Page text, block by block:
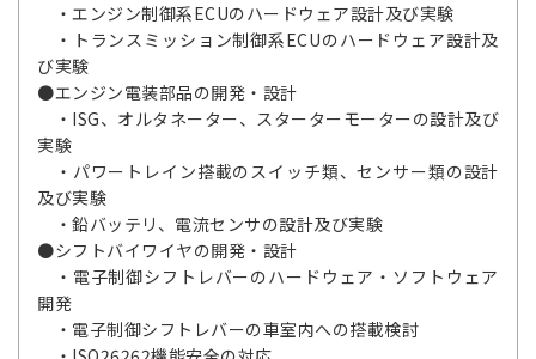
・エンジン制御系ECUのハードウェア設計及び実験
・トランスミッション制御系ECUのハードウェア設計及
び実験
●エンジン電装部品の開発・設計
・ISG、オルタネーター、スターターモーターの設計及び
実験
・パワートレイン搭載のスイッチ類、センサー類の設計
及び実験
・鉛バッテリ、電流センサの設計及び実験
●シフトバイワイヤの開発・設計
・電子制御シフトレバーのハードウェア・ソフトウェア
開発
・電子制御シフトレバーの車室内への搭載検討